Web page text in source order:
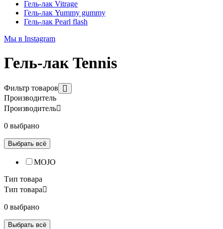
Гель-лак Vitrage
Гель-лак Yummy gummy
Гель-лак Pearl flash
Мы в Instagram
Гель-лак Tennis
Фильтр товаров
Производитель
Производитель
0 выбрано
Выбрать всё
MOJO
Тип товара
Тип товара
0 выбрано
Выбрать всё